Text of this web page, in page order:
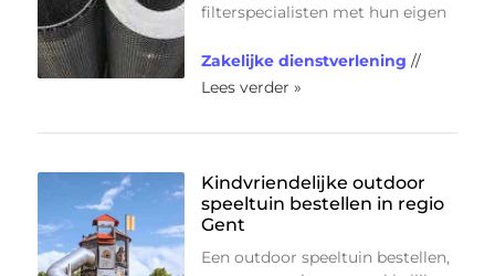
filterspecialisten met hun eigen
Zakelijke dienstverlening //
Lees verder »
Kindvriendelijke outdoor
speeltuin bestellen in regio
Gent
Een outdoor speeltuin bestellen,